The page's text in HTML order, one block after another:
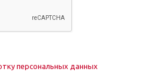
персональных данных